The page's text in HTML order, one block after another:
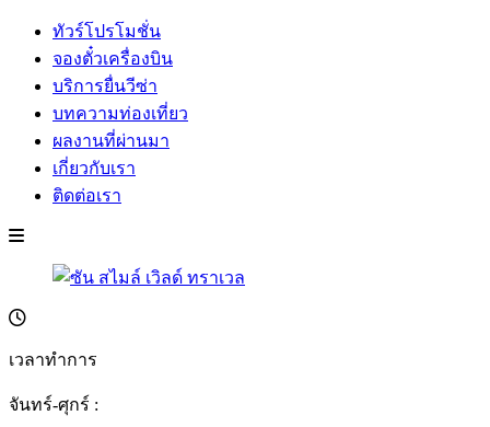
ทัวร์โปรโมชั่น
จองตั๋วเครื่องบิน
บริการยื่นวีซ่า
บทความท่องเที่ยว
ผลงานที่ผ่านมา
เกี่ยวกับเรา
ติดต่อเรา
เวลาทำการ
จันทร์-ศุกร์ :